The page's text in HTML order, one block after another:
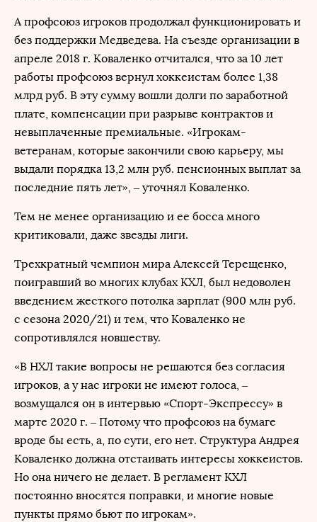
А профсоюз игроков продолжал функционировать и
без поддержки Медведева. На съезде организации в
апреле 2018 г. Коваленко отчитался, что за 10 лет
работы профсоюз вернул хоккеистам более 1,38
млрд руб. В эту сумму вошли долги по заработной
плате, компенсации при разрыве контрактов и
невыплаченные премиальные. «Игрокам-
ветеранам, которые закончили свою карьеру, мы
выдали порядка 13,2 млн руб. пенсионных выплат за
последние пять лет», – уточнял Коваленко.
Тем не менее организацию и ее босса много
критиковали, даже звезды лиги.
Трехкратный чемпион мира Алексей Терещенко,
поигравший во многих клубах КХЛ, был недоволен
введением жесткого потолка зарплат (900 млн руб.
с сезона 2020/21) и тем, что Коваленко не
сопротивлялся новшеству.
«В НХЛ такие вопросы не решаются без согласия
игроков, а у нас игроки не имеют голоса, –
возмущался он в интервью «Спорт-Экспрессу» в
марте 2020 г. – Потому что профсоюз на бумаге
вроде бы есть, а, по сути, его нет. Структура Андрея
Коваленко должна отстаивать интересы хоккеистов.
Но она ничего не делает. В регламент КХЛ
постоянно вносятся поправки, и многие новые
пункты прямо бьют по игрокам».